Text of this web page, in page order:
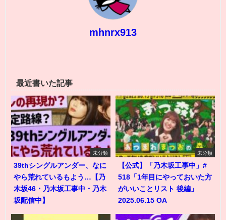
mhnrx913
最近書いた記事
未分類
39thシングルアンダー、なに
やら荒れているもよう…【乃
木坂46・乃木坂工事中・乃木
坂配信中】
未分類
【公式】「乃木坂工事中」#
518「1年目にやっておいた方
がいいことリスト 後編」
2025.06.15 OA